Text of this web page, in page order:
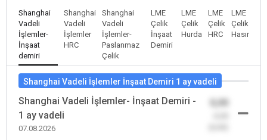
Shanghai
Vadeli
İşlemler-
İnşaat
demiri
Shanghai
Vadeli
İşlemler
HRC
Shanghai
Vadeli
İşlemler-
Paslanmaz
Çelik
LME
Çelik
İnşaat
Demiri
LME
Çelik
Hurda
LME
Çelik
HRC
LME
Çelik
Hasır
Shanghai Vadeli İşlemler İnşaat Demiri 1 ay vadeli
Shanghai Vadeli İşlemler- İnşaat Demiri -
1 ay vadeli
07.08.2026
0,00